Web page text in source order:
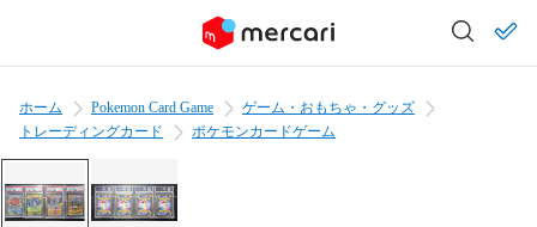
ホーム Pokemon Card Game
ゲーム・おもちゃ・グッズ
トレーディングカード
ポケモンカードゲーム